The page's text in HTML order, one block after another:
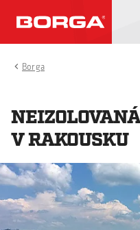
Borga
V RAKOUSKU